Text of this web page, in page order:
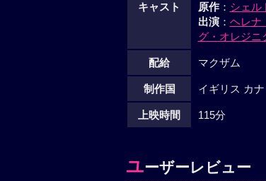
キャスト
原作： シェル
出演： ヘレナ
グ・オレジニ
配給 マクザム
制作国 イギリス カナ
上映時間 115分
ユーザーレビュー